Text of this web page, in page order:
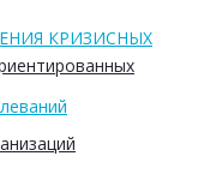
КРИЗИСНЫХ